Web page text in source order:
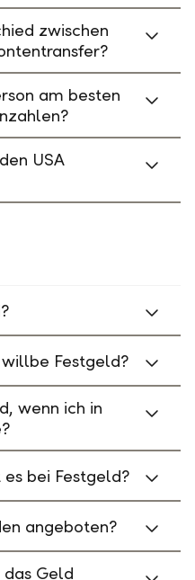
zwischen
am besten
USA
Festgeld?
wenn ich in
bei Festgeld?
angeboten?
Geld